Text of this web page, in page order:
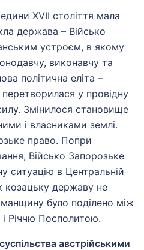
XVII століття мала
держава – Військо
устроєм, в якому
виконавчу та
політична еліта –
у провідну
Змінилося становище
і власниками землі.
право. Попри
Військо Запорозьке
ситуацію в Центральній
козацьку державу не
було поділено між
Річчю Посполитою.
австрійськими